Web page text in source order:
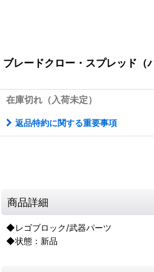
ブレードクロー・スプレッド（
在庫切れ（入荷未定）
返品特約に関する重要事項
商品詳細
◆レゴブロック/武器パーツ
◆状態：新品